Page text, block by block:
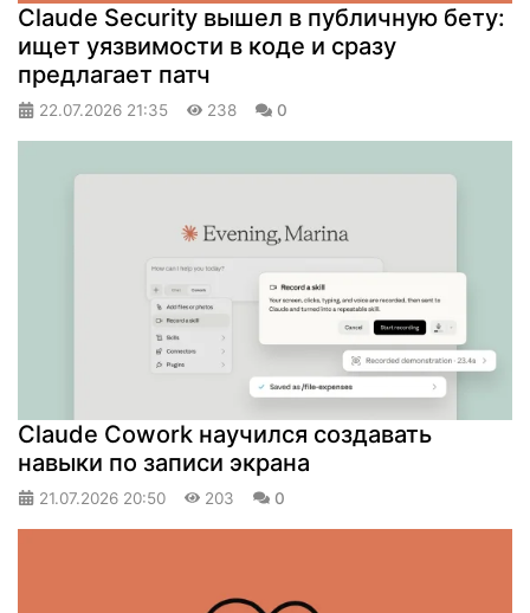
Claude Security вышел в публичную бету:
ищет уязвимости в коде и сразу
предлагает патч
22.07.2026 21:35 238 0
Claude Cowork научился создавать
навыки по записи экрана
21.07.2026 20:50 203 0